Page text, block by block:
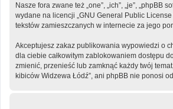
Nasze fora zwane też „one”, „ich”, „je”,
wydane na licencji „ GNU General Public License
tekstów zamieszczanych w internecie za jego
Akceptujesz zakaz publikowania wypowiedzi o
dla ciebie całkowitym zablokowaniem dostępu
zmienić, przenieść lub zamknąć każdy twój
kibiców Widzewa Łódź”, ani phpBB nie ponosi